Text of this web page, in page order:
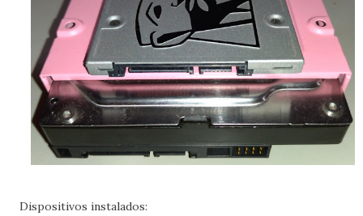
Dispositivos instalados: